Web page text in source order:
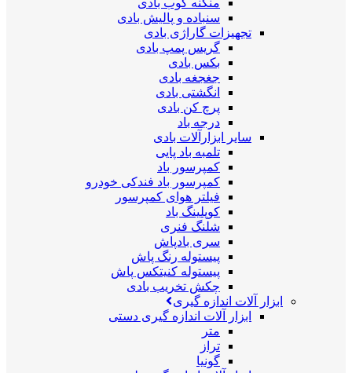
منگنه کوب بادی
سنباده و پالیش بادی
تجهیزات گاراژی بادی
گریس پمپ بادی
بکس بادی
جغجغه بادی
انگشتی بادی
پرچ کن بادی
درجه باد
سایر ابزارآلات بادی
تلمبه باد پایی
کمپرسور باد
کمپرسور باد فندکی خودرو
فیلتر هوای کمپرسور
کوپلینگ باد
شلنگ فنری
سری بادپاش
پیستوله رنگ پاش
پیستوله کنیتکس پاش
چکش تخریب بادی
ابزار آلات اندازه گیری
ابزار آلات اندازه گیری دستی
متر
تراز
گونیا